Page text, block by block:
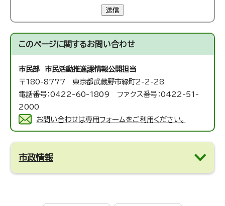
送信
このページに関するお問い合わせ
市民部 市民活動推進課情報公開担当
〒180-8777 東京都武蔵野市緑町2-2-28
電話番号：0422-60-1809 ファクス番号：0422-51-
2000
お問い合わせは専用フォームをご利用ください。
市政情報